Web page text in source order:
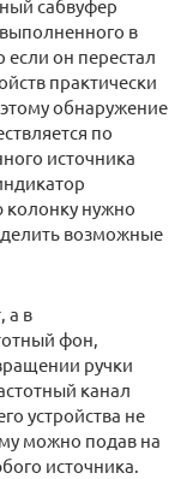
сабвуфер
в
он перестал
практически
обнаружение
по
источника
колонку нужно
возможные
а в
фон,
ручки
канал
устройства не
можно подав на
источника.